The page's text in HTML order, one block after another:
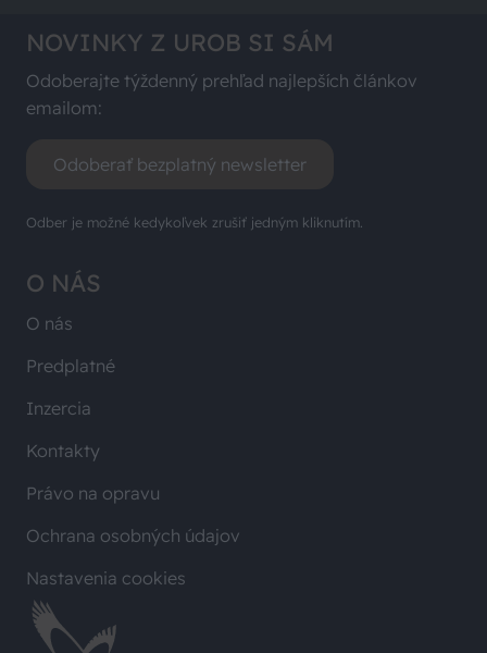
O NÁS
O nás
Predplatné
Inzercia
Kontakty
Právo na opravu
Ochrana osobných údajov
Nastavenia cookies
NOVINKY Z UROB SI SÁM
Odoberajte týždenný prehľad najlepších článkov
emailom:
Odoberať bezplatný newsletter
Odber je možné kedykoľvek zrušiť jedným kliknutím.